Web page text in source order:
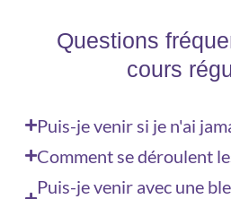
Questions
cours
Puis-je venir si je n'ai
Comment se déroulent
Puis-je venir avec une